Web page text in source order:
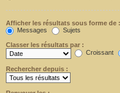
Afficher les résultats sous forme de :
Messages
Sujets
Classer les résultats par :
Croissant
Rechercher depuis :